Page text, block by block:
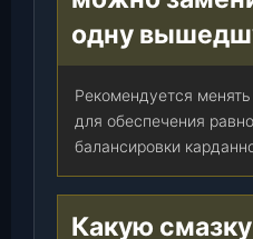
одну
Рекомендуется
для обеспечения
балансировки
Какую